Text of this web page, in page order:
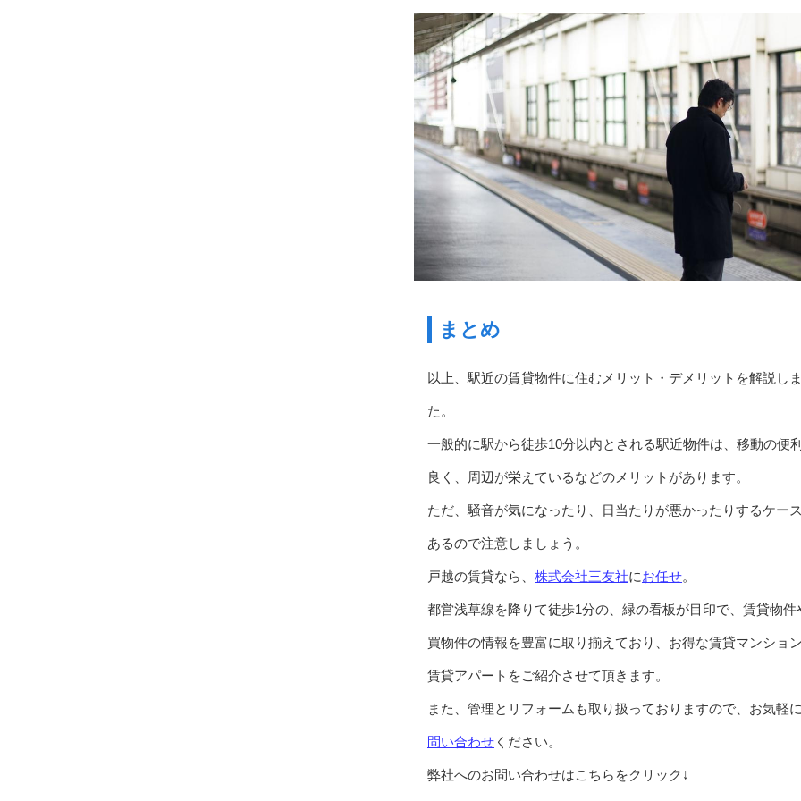
まとめ
以上、駅近の賃貸物件に住むメリット・デメリットを解説し
た。
一般的に駅から徒歩10分以内とされる駅近物件は、移動の便
良く、周辺が栄えているなどのメリットがあります。
ただ、騒音が気になったり、日当たりが悪かったりするケー
あるので注意しましょう。
戸越の賃貸なら、 株式会社三友社にお任せ。
都営浅草線を降りて徒歩1分の、緑の看板が目印で、賃貸物件
買物件の情報を豊富に取り揃えており、お得な賃貸マンショ
賃貸アパートをご紹介させて頂きます。
また、管理とリフォームも取り扱っておりますので、お気軽
問い合わせ ください。
弊社へのお問い合わせはこちらをクリック↓